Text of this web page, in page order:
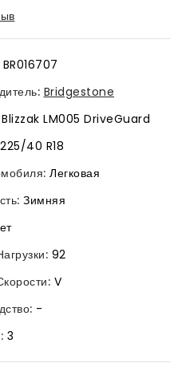
BR016707
Bridgestone
Blizzak LM005 DriveGuard
225/40 R18
Легковая
Зимняя
92
V
-
3